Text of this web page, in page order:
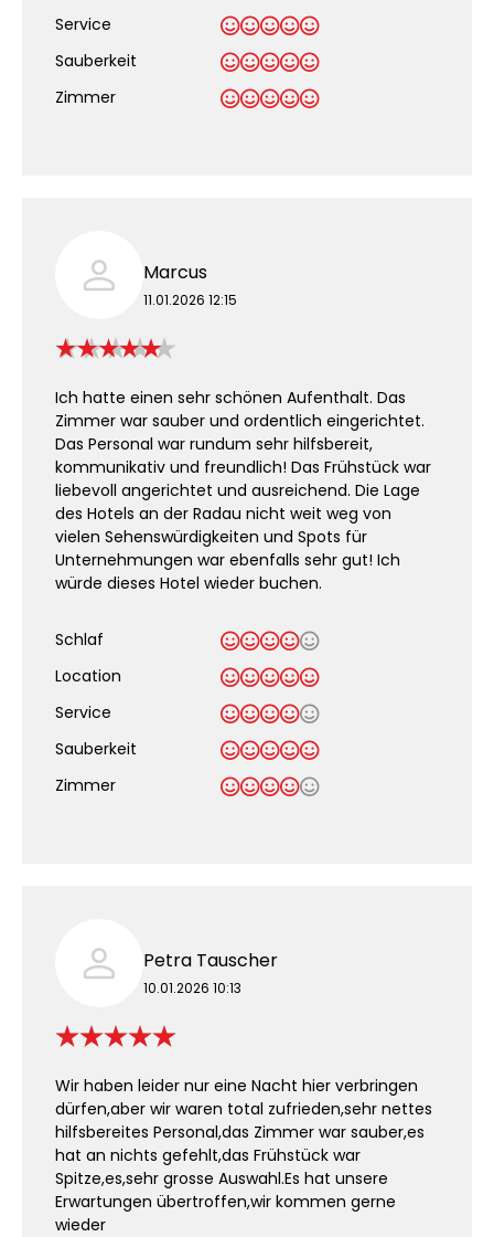
Service
Sauberkeit
Zimmer
Marcus
11.01.2026 12:15
Ich hatte einen sehr schönen Aufenthalt. Das
Zimmer war sauber und ordentlich eingerichtet.
Das Personal war rundum sehr hilfsbereit,
kommunikativ und freundlich! Das Frühstück war
liebevoll angerichtet und ausreichend. Die Lage
des Hotels an der Radau nicht weit weg von
vielen Sehenswürdigkeiten und Spots für
Unternehmungen war ebenfalls sehr gut! Ich
würde dieses Hotel wieder buchen.
Schlaf
Location
Service
Sauberkeit
Zimmer
Petra Tauscher
10.01.2026 10:13
Wir haben leider nur eine Nacht hier verbringen
dürfen,aber wir waren total zufrieden,sehr nettes
hilfsbereites Personal,das Zimmer war sauber,es
hat an nichts gefehlt,das Frühstück war
Spitze,es,sehr grosse Auswahl.Es hat unsere
Erwartungen übertroffen,wir kommen gerne
wieder